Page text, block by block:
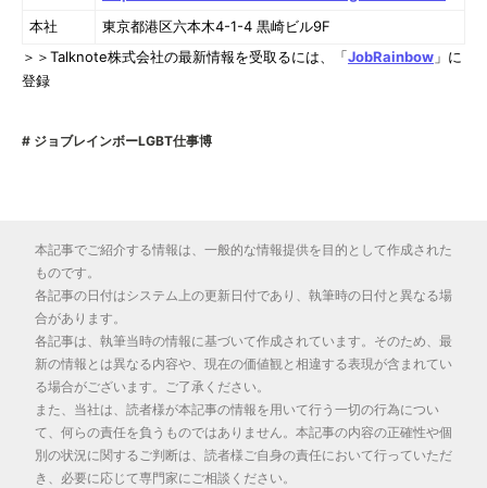
本社
東京都港区六本木4-1-4 黒崎ビル9F
＞＞Talknote株式会社の最新情報を受取るには、「JobRainbow 」に
登録
ジョブレインボーLGBT仕事博
本記事でご紹介する情報は、一般的な情報提供を目的として作成された
ものです。
各記事の日付はシステム上の更新日付であり、執筆時の日付と異なる場
合があります。
各記事は、執筆当時の情報に基づいて作成されています。そのため、最
新の情報とは異なる内容や、現在の価値観と相違する表現が含まれてい
る場合がございます。ご了承ください。
また、当社は、読者様が本記事の情報を用いて行う一切の行為につい
て、何らの責任を負うものではありません。本記事の内容の正確性や個
別の状況に関するご判断は、読者様ご自身の責任において行っていただ
き、必要に応じて専門家にご相談ください。